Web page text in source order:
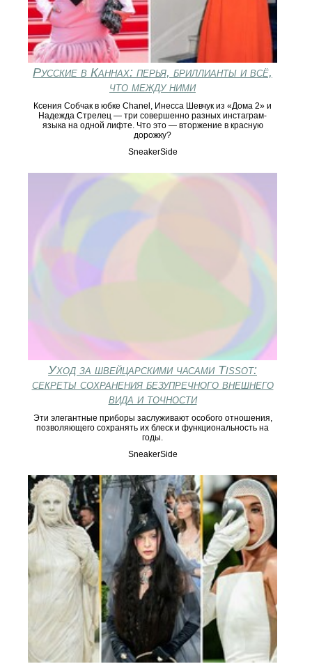
Русские в Каннах: перья, бриллианты и всё,
что между ними
Ксения Собчак в юбке Chanel, Инесса Шевчук из «Дома 2» и
Надежда Стрелец — три совершенно разных инстаграм-
языка на одной лифте. Что это — вторжение в красную
дорожку?
SneakerSide
Уход за швейцарскими часами Tissot:
секреты сохранения безупречного внешнего
вида и точности
Эти элегантные приборы заслуживают особого отношения,
позволяющего сохранять их блеск и функциональность на
годы.
SneakerSide